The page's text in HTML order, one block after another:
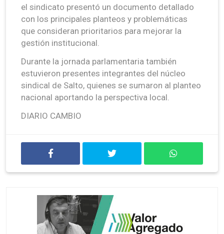
el sindicato presentó un documento detallado
con los principales planteos y problemáticas
que consideran prioritarios para mejorar la
gestión institucional.
Durante la jornada parlamentaria también
estuvieron presentes integrantes del núcleo
sindical de Salto, quienes se sumaron al planteo
nacional aportando la perspectiva local.
DIARIO CAMBIO